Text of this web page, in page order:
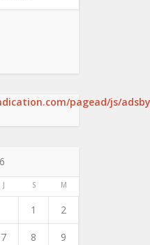
pagead/js/
J S M
1 2
7 8 9